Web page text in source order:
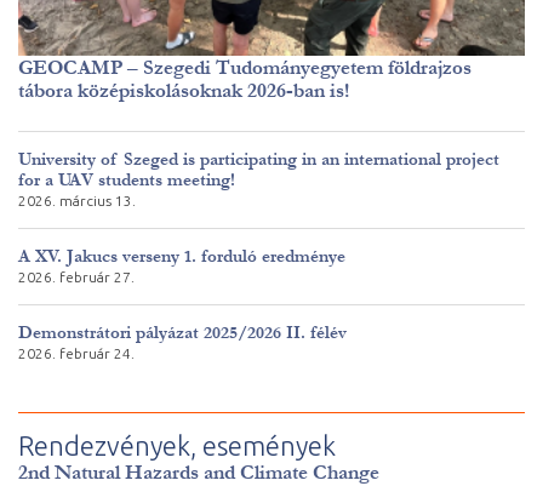
GEOCAMP – Szegedi Tudományegyetem földrajzos
tábora középiskolásoknak 2026-ban is!
University of Szeged is participating in an international project
for a UAV students meeting!
2026. március 13.
A XV. Jakucs verseny 1. forduló eredménye
2026. február 27.
Demonstrátori pályázat 2025/2026 II. félév
2026. február 24.
Rendezvények, események
2nd Natural Hazards and Climate Change